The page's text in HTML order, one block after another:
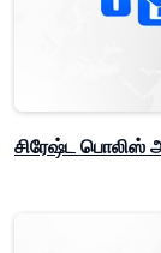
சிரேஷ்ட பொலிஸ்